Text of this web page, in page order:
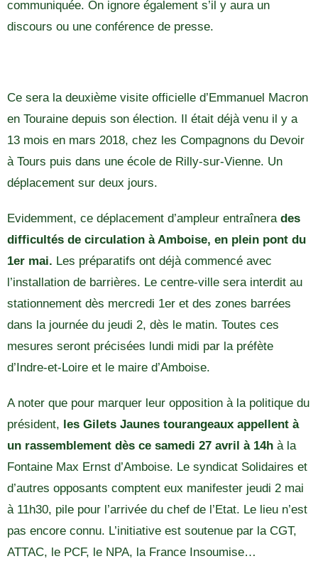
communiquée. On ignore également s’il y aura un
discours ou une conférence de presse.
Ce sera la deuxième visite officielle d’Emmanuel Macron
en Touraine depuis son élection. Il était déjà venu il y a
13 mois en mars 2018, chez les Compagnons du Devoir
à Tours puis dans une école de Rilly-sur-Vienne. Un
déplacement sur deux jours.
Evidemment, ce déplacement d’ampleur entraînera des
difficultés de circulation à Amboise, en plein pont du
1er mai. Les préparatifs ont déjà commencé avec
l’installation de barrières. Le centre-ville sera interdit au
stationnement dès mercredi 1er et des zones barrées
dans la journée du jeudi 2, dès le matin. Toutes ces
mesures seront précisées lundi midi par la préfète
d’Indre-et-Loire et le maire d’Amboise.
A noter que pour marquer leur opposition à la politique du
président, les Gilets Jaunes tourangeaux appellent à
un rassemblement dès ce samedi 27 avril à 14h à la
Fontaine Max Ernst d’Amboise. Le syndicat Solidaires et
d’autres opposants comptent eux manifester jeudi 2 mai
à 11h30, pile pour l’arrivée du chef de l’Etat. Le lieu n’est
pas encore connu. L’initiative est soutenue par la CGT,
ATTAC, le PCF, le NPA, la France Insoumise…